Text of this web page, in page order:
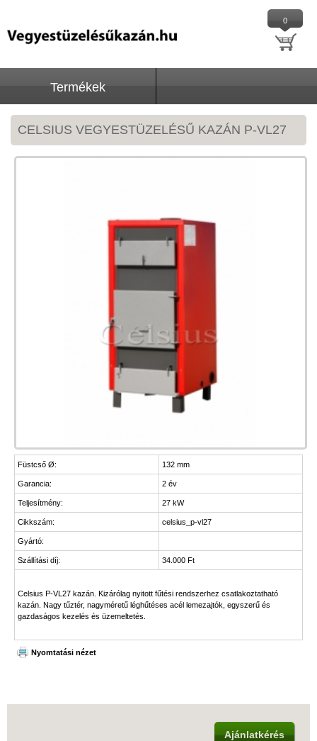
0
Termékek
CELSIUS VEGYESTÜZELÉSŰ KAZÁN P-VL27
Füstcső Ø: 132 mm
Garancia: 2 év
Teljesítmény: 27 kW
Cikkszám: celsius_p-vl27
Gyártó:
Szállítási díj: 34.000 Ft
Celsius P-VL27 kazán. Kizárólag nyitott fűtési rendszerhez csatlakoztatható
kazán. Nagy tűztér, nagyméretű léghűtéses acél lemezajtók, egyszerű és
gazdaságos kezelés és üzemeltetés.
Nyomtatási nézet
Ajánlatkérés